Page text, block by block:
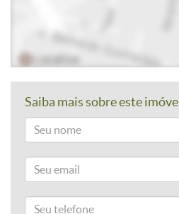
Saiba mais sobre este imóvel